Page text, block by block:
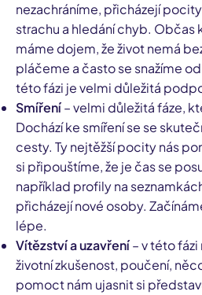
nezachráníme, přicházejí
strachu a hledání chyb. Občas
máme dojem, že život nemá
pláčeme a často se snažíme
této fázi je velmi důležitá
Smíření– velmi důležitá fáze,
Dochází ke smíření se se
cesty. Ty nejtěžší pocity nás
si připouštíme, že je čas se
například profily na
přicházejí nové osoby.
lépe.
Vítězství a uzavření– v této
životní zkušenost, poučení,
pomoct nám ujasnit si